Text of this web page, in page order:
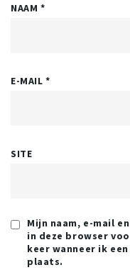
NAAM *
E-MAIL *
SITE
Mijn naam, e-mail
in deze browser
keer wanneer ik
plaats.